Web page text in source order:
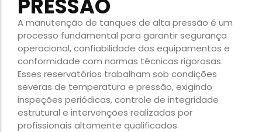
PRESSÃO
A manutenção de tanques de alta pressão é um
processo fundamental para garantir segurança
operacional, confiabilidade dos equipamentos e
conformidade com normas técnicas rigorosas.
Esses reservatórios trabalham sob condições
severas de temperatura e pressão, exigindo
inspeções periódicas, controle de integridade
estrutural e intervenções realizadas por
profissionais altamente qualificados.